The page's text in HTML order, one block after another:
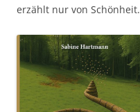
erzählt nur von Schönheit.